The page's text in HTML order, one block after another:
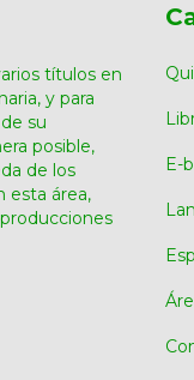
títulos en
y para
su
posible,
de los
esta área,
E-